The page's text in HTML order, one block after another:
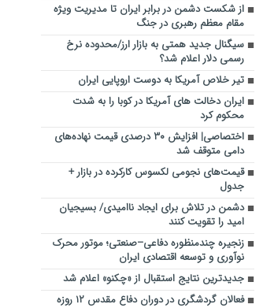
از شکست دشمن در برابر ایران تا مدیریت ویژه
مقام معظم رهبری در جنگ
سیگنال جدید همتی به بازار ارز/محدوده نرخ
رسمی دلار اعلام شد؟
تیر خلاص آمریکا به دوست اروپایی ایران
ایران دخالت های آمریکا در کوبا را به شدت
محکوم کرد
اختصاصی| افزایش ۳۰ درصدی قیمت نهاده‌های
دامی متوقف شد
قیمت‌های نجومی لکسوس کارکرده در بازار +
جدول
دشمن در تلاش برای ایجاد ناامیدی/ بسیجیان
امید را تقویت کنند
زنجیره چندمنظوره دفاعی–صنعتی؛ موتور محرک
نوآوری و توسعه اقتصادی ایران
جدیدترین نتایج استقبال از «چکنو» اعلام شد
فعالان گردشگری در دوران دفاع مقدس ۱۲ روزه